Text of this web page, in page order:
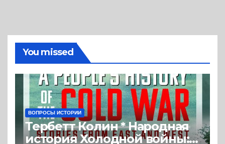
You missed
ВОПРОСЫ ИСТОРИИ
Тербетт Колин * Народная
история Холодной войны: